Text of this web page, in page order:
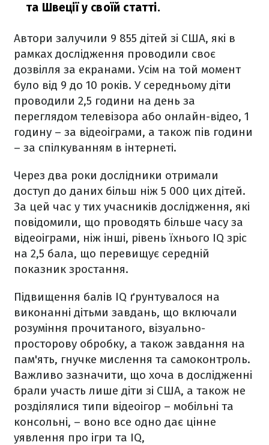
та Швеції у своїй статті.
Автори залучили 9 855 дітей зі США, які в
рамках дослідження проводили своє
дозвілля за екранами. Усім на той момент
було від 9 до 10 років. У середньому діти
проводили 2,5 години на день за
переглядом телевізора або онлайн-відео, 1
годину – за відеоіграми, а також пів години
– за спілкуванням в інтернеті.
Через два роки дослідники отримали
доступ до даних більш ніж 5 000 цих дітей.
За цей час у тих учасників дослідження, які
повідомили, що проводять більше часу за
відеоіграми, ніж інші, рівень їхнього IQ зріс
на 2,5 бала, що перевищує середній
показник зростання.
Підвищення балів IQ ґрунтувалося на
виконанні дітьми завдань, що включали
розуміння прочитаного, візуально-
просторову обробку, а також завдання на
пам'ять, гнучке мислення та самоконтроль.
Важливо зазначити, що хоча в дослідженні
брали участь лише діти зі США, а також не
розділялися типи відеоігор – мобільні та
консольні, – воно все одно дає цінне
уявлення про ігри та IQ,